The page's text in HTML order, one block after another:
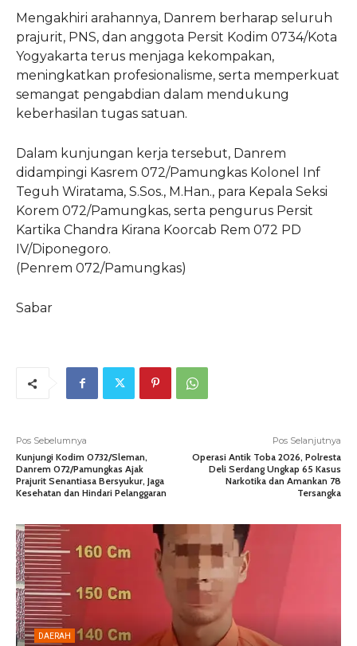
Mengakhiri arahannya, Danrem berharap seluruh
prajurit, PNS, dan anggota Persit Kodim 0734/Kota
Yogyakarta terus menjaga kekompakan,
meningkatkan profesionalisme, serta memperkuat
semangat pengabdian dalam mendukung
keberhasilan tugas satuan.
Dalam kunjungan kerja tersebut, Danrem
didampingi Kasrem 072/Pamungkas Kolonel Inf
Teguh Wiratama, S.Sos., M.Han., para Kepala Seksi
Korem 072/Pamungkas, serta pengurus Persit
Kartika Chandra Kirana Koorcab Rem 072 PD
IV/Diponegoro.
(Penrem 072/Pamungkas)
Sabar
Pos Sebelumnya
Kunjungi Kodim 0732/Sleman,
Danrem 072/Pamungkas Ajak
Prajurit Senantiasa Bersyukur, Jaga
Kesehatan dan Hindari Pelanggaran
Pos Selanjutnya
Operasi Antik Toba 2026, Polresta
Deli Serdang Ungkap 65 Kasus
Narkotika dan Amankan 78
Tersangka
DAERAH